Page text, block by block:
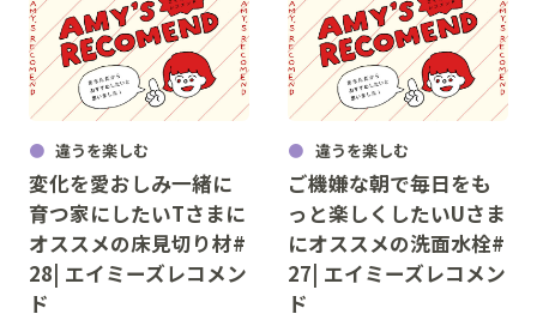
違うを楽しむ
変化を愛おしみ一緒に
育つ家にしたいTさまに
オススメの床見切り材#
28| エイミーズレコメン
ド
違うを楽しむ
ご機嫌な朝で毎日をも
っと楽しくしたいUさま
にオススメの洗面水栓#
27| エイミーズレコメン
ド